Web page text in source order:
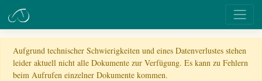
Aufgrund technischer Schwierigkeiten und eines Datenverlustes stehen
leider aktuell nicht alle Dokumente zur Verfügung. Es kann zu Fehlern
beim Aufrufen einzelner Dokumente kommen.